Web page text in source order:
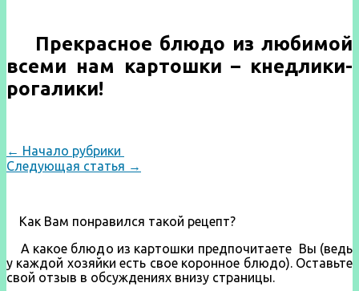
Прекрасное блюдо из любимой
всеми нам картошки – кнедлики-
рогалики!
← Начало рубрики
Следующая статья →
Как Вам понравился такой рецепт?
А какое блюдо из картошки предпочитаете Вы (ведь
у каждой хозяйки есть свое коронное блюдо). Оставьте
свой отзыв в обсуждениях внизу страницы.